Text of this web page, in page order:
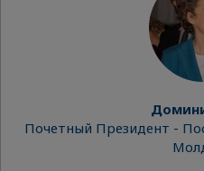
Почетный Президент -